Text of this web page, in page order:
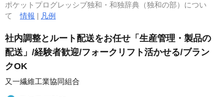
ポケットプログレッシブ独和・和独辞典（独和の部）につい
て情報 | 凡例
社内調整とルート配送をお任せ「生産管理・製品の
配送」/経験者歓迎/フォークリフト活かせる/ブラン
クOK
又一繊維工業協同組合